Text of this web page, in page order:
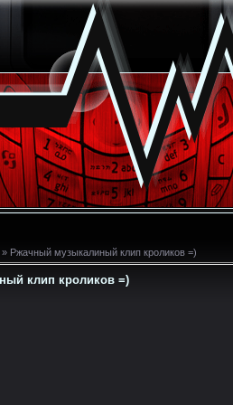
» Ржачный музыкалиный клип кроликов =)
клип кроликов =)